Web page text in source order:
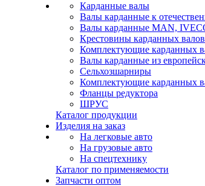
Карданные валы
Валы карданные к
Валы карданные MAN,
Крестовины карданных валов
Комплектующие карданных
Валы карданные из
Сельхозшарниры
Комплектующие карданных
Фланцы редуктора
ШРУС
Каталог продукции
Изделия на заказ
На легковые авто
На грузовые авто
На спецтехнику
Каталог по применяемости
Запчасти оптом